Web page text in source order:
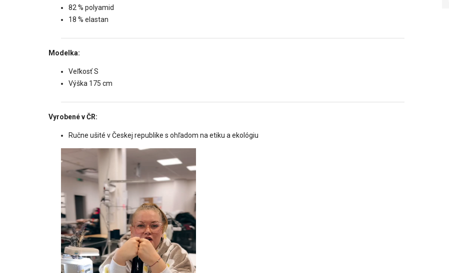
82 % polyamid
18 % elastan
Modelka:
Veľkosť S
Výška 175 cm
Vyrobené v ČR:
Ručne ušité v Českej republike s ohľadom na etiku a ekológiu